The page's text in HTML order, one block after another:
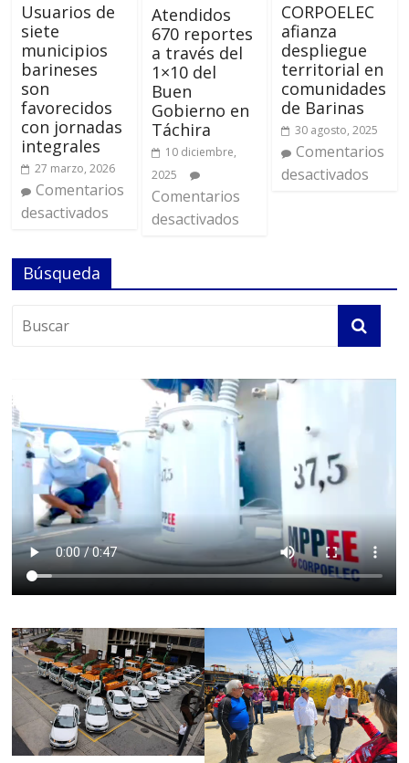
Usuarios de
siete
municipios
barineses
son
favorecidos
con jornadas
integrales
27 marzo, 2026
Comentarios
desactivados
Atendidos
670 reportes
a través del
1×10 del
Buen
Gobierno en
Táchira
10 diciembre,
2025
Comentarios
desactivados
CORPOELEC
afianza
despliegue
territorial en
comunidades
de Barinas
30 agosto, 2025
Comentarios
desactivados
Búsqueda